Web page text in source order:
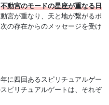
不動宮のモードの星座が重なる日
宮が重なり、天と地が繋がるポ
の存在からのメッセージを受け
に四回あるスピリチュアルゲー
ピリチュアルゲートは、それぞ